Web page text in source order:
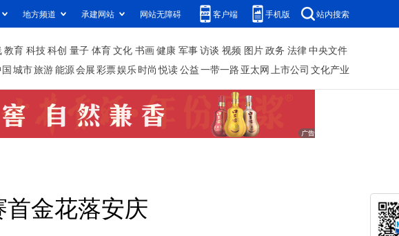
地方频道 承建网站 网站无障碍 客户端 手机版 站内搜索
教育 科技科创 量子 体育文化 书画健康 军事访谈 视频 图片政务 法律中央文件
城市旅游能源会展彩票娱乐时尚 悦读公益一带一路 亚太网上市公司 文化产业
金花落安庆